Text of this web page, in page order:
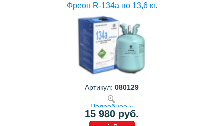
Фреон R-134a по 13,6 кг.
Артикул: 080129
Подробнее »
15 980 руб.